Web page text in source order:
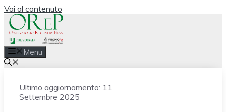
Vai al contenuto
Menu
Ultimo aggiornamento: 11
Settembre 2025